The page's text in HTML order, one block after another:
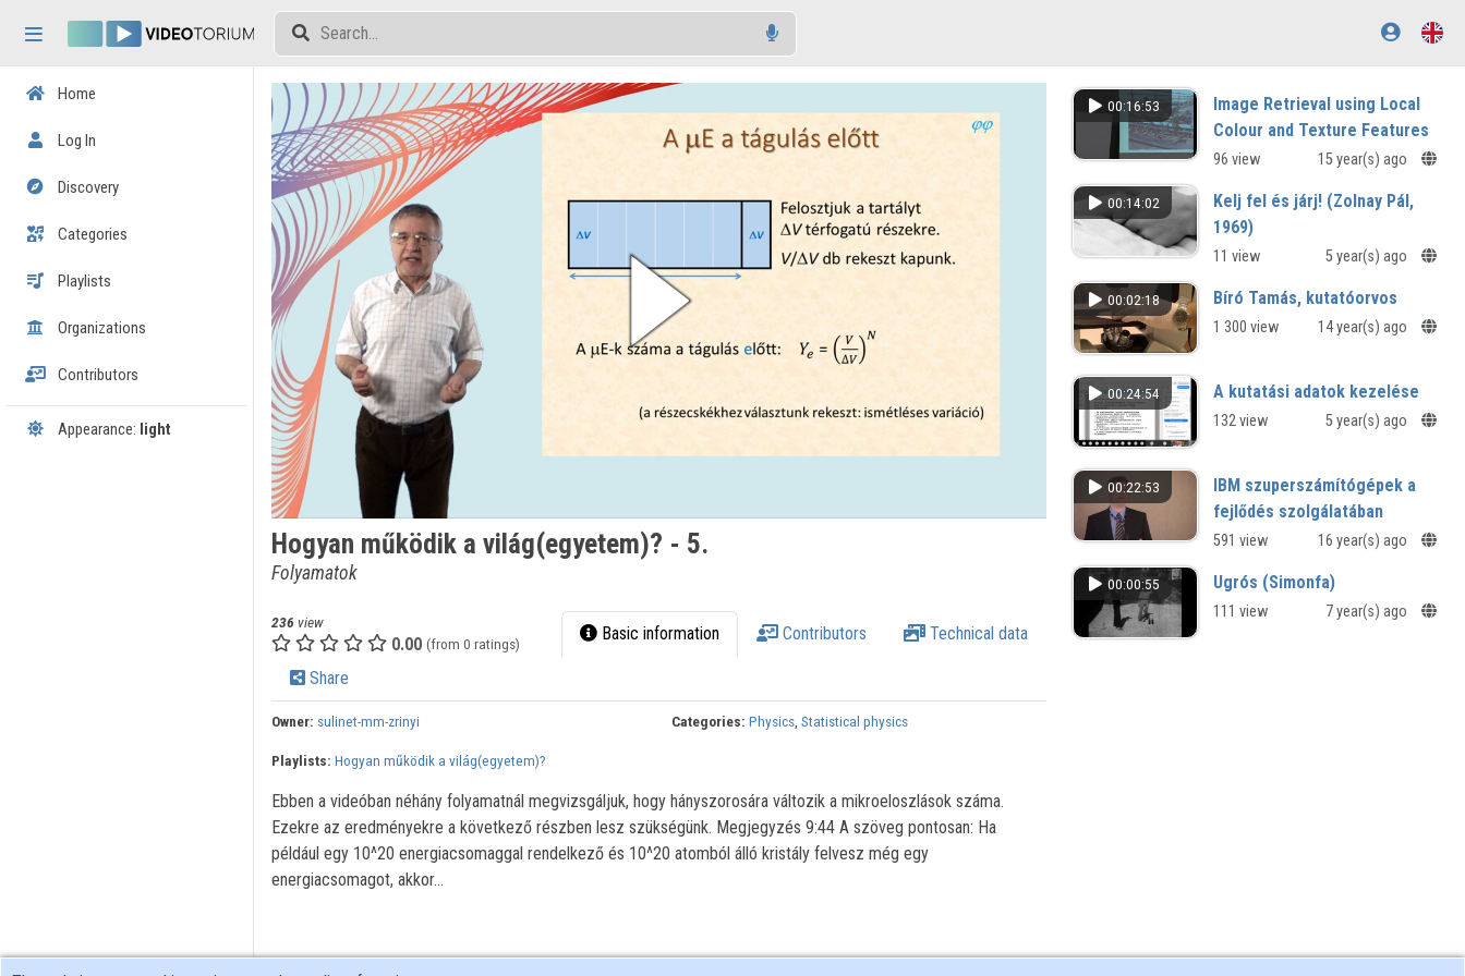
Home
Log In
Discovery
Categories
Playlists
Organizations
Contributors
Appearance: light
Hogyan működik a világ(egyetem)? - 5.
Folyamatok
236 view
0.00 (from 0 ratings) Basic information Contributors Technical data
Share
Owner: sulinet-mm-zrinyi Categories: Physics,Statistical physics
Playlists: Hogyan működik a világ(egyetem)?
Ebben a videóban néhány folyamatnál megvizsgáljuk, hogy hányszorosára változik a mikroeloszlások száma.
Ezekre az eredményekre a következő részben lesz szükségünk. Megjegyzés 9:44 A szöveg pontosan: Ha
például egy 10^20 energiacsomaggal rendelkező és 10^20 atomból álló kristály felvesz még egy
energiacsomagot, akkor...
00:16:53
Image Retrieval using Local
Colour and Texture Features
96 view 15 year(s) ago
00:14:02
Kelj fel és járj! (Zolnay Pál,
1969)
11 view 5 year(s) ago
00:02:18 Bíró Tamás, kutatóorvos
1 300 view 14 year(s) ago
00:24:54 A kutatási adatok kezelése
132 view 5 year(s) ago
00:22:53
IBM szuperszámítógépek a
fejlődés szolgálatában
591 view 16 year(s) ago
00:00:55 Ugrós (Simonfa)
111 view 7 year(s) ago